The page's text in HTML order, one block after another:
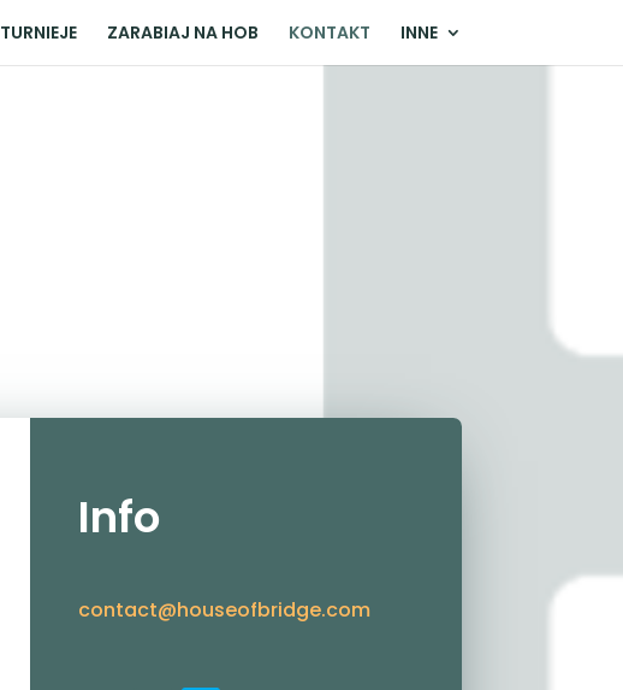
TURNIEJE ZARABIAJ NA HOB KONTAKT INNE
Info
contact@houseofbridge.com